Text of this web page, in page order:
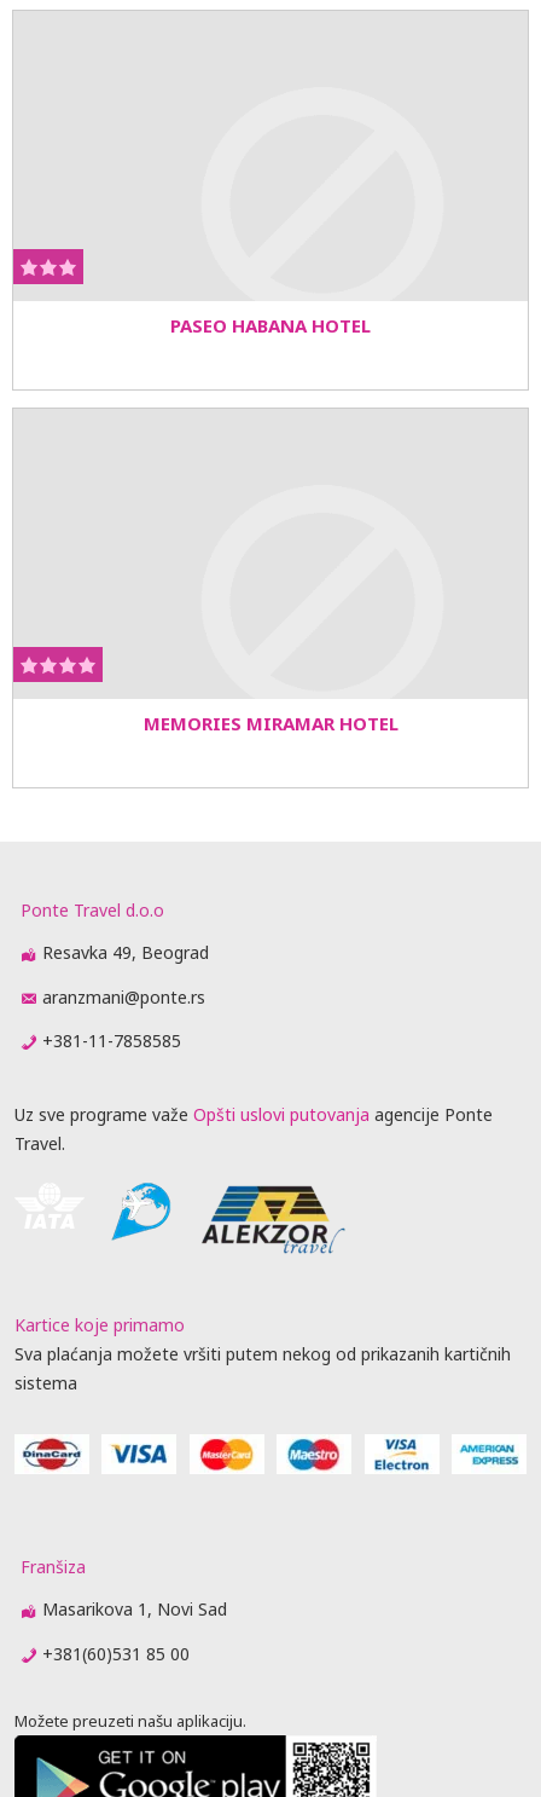
PASEO HABANA HOTEL
MEMORIES MIRAMAR HOTEL
Ponte Travel d.o.o
Resavka 49, Beograd
aranzmani@ponte.rs
+381-11-7858585
Uz sve programe važe Opšti uslovi putovanja agencije Ponte
Travel.
Kartice koje primamo
Sva plaćanja možete vršiti putem nekog od prikazanih kartičnih
sistema
Franšiza
Masarikova 1, Novi Sad
+381(60)531 85 00
Možete preuzeti našu aplikaciju.